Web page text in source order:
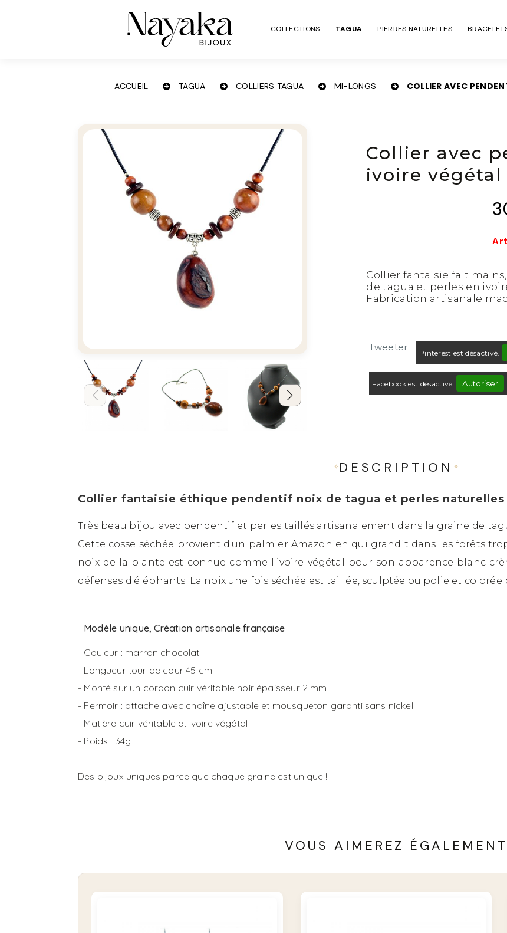
COLLECTIONS TAGUA PIERRES NATURELLES
ACCUEIL TAGUA COLLIERS TAGUA MI-LONGS COLLIER AVEC
Collier avec
ivoire
Collier fantaisie fait
de tagua et perles en
Fabrication artisanale
Tweeter
Pinterest est désactivé.
Facebook est désactivé. Autoriser
DESCRIPTION
Collier fantaisie éthique pendentif noix de tagua et perles naturelles
Très beau bijou avec pendentif et perles taillés artisanalement dans la graine de
Cette cosse séchée provient d'un palmier Amazonien qui grandit dans les forêts
noix de la plante est connue comme l'ivoire végétal pour son apparence blanc
défenses d'éléphants. La noix une fois séchée est taillée, sculptée ou polie et
Modèle unique, Création artisanale française
- Couleur : marron chocolat
- Longueur tour de cour 45 cm
- Monté sur un cordon cuir véritable noir épaisseur 2 mm
- Fermoir : attache avec chaîne ajustable et mousqueton garanti sans nickel
- Matière cuir véritable et ivoire végétal
- Poids : 34g
Des bijoux uniques parce que chaque graine est unique !
VOUS AIMEREZ ÉGALEMENT